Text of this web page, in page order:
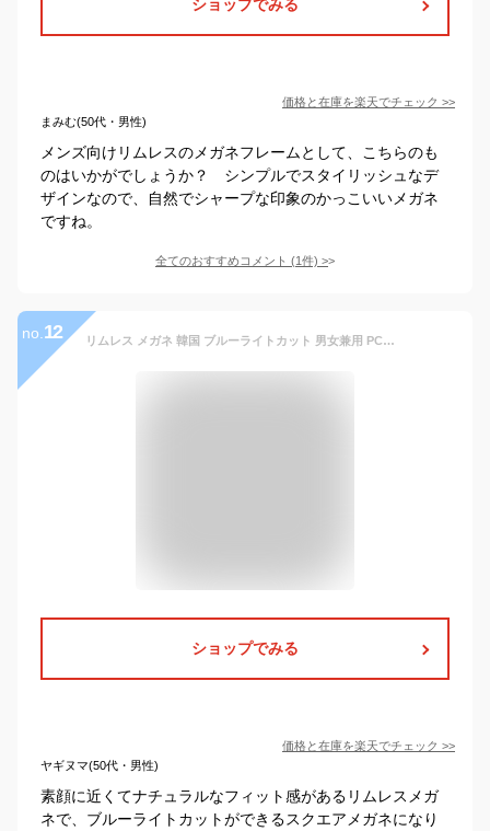
ショップでみる
価格と在庫を楽天でチェック >>
まみむ(50代・男性)
メンズ向けリムレスのメガネフレームとして、こちらのも
のはいかがでしょうか？ シンプルでスタイリッシュなデ
ザインなので、自然でシャープな印象のかっこいいメガネ
ですね。
全てのおすすめコメント (1件) >
no. 12 リムレス メガネ 韓国 ブルーライトカット 男女兼用 PC用 スマホ用 伊達眼鏡 眼鏡 スクエア レディース メンズ 縁なし
ショップでみる
価格と在庫を楽天でチェック >>
ヤギヌマ(50代・男性)
素顔に近くてナチュラルなフィット感があるリムレスメガ
ネで、ブルーライトカットができるスクエアメガネになり